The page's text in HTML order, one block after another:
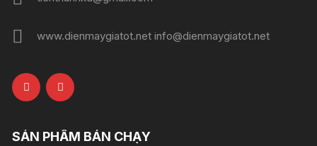
www.dienmaygiatot.net info@dienmaygiatot.net
SẢN PHẨM BÁN CHẠY